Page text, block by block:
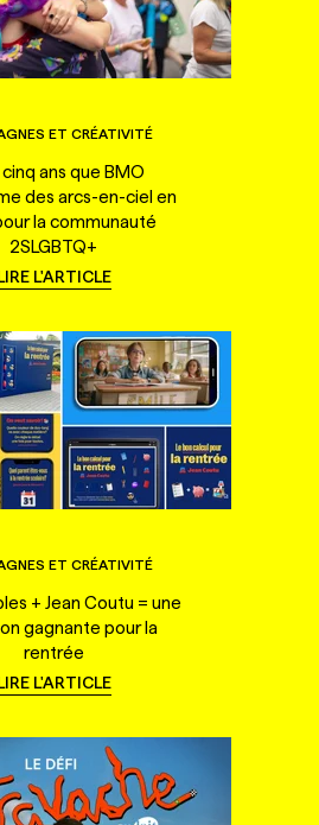
ET CRÉATIVITÉ
cinq ans que BMO
des arcs-en-ciel en
la communauté
2SLGBTQ+
L'ARTICLE
ET CRÉATIVITÉ
+ Jean Coutu = une
gagnante pour la
rentrée
L'ARTICLE